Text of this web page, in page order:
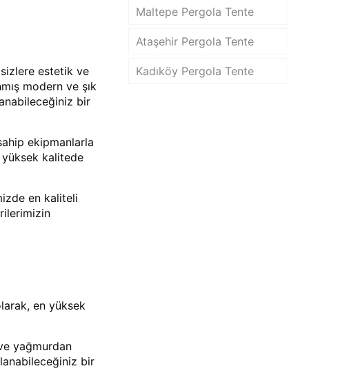
estetik ve
modern ve şık
bir
ekipmanlarla
kalitede
en kaliteli
en yüksek
yağmurdan
bir
Maltepe Pergola Tente
Ataşehir Pergola Tente
Kadıköy Pergola Tente